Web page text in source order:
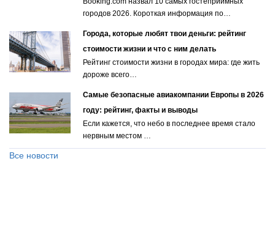
городов 2026. Короткая информация по…
Города, которые любят твои деньги: рейтинг
стоимости жизни и что с ним делать
Рейтинг стоимости жизни в городах мира: где жить
дороже всего…
Самые безопасные авиакомпании Европы в 2026
году: рейтинг, факты и выводы
Если кажется, что небо в последнее время стало
нервным местом …
Все новости